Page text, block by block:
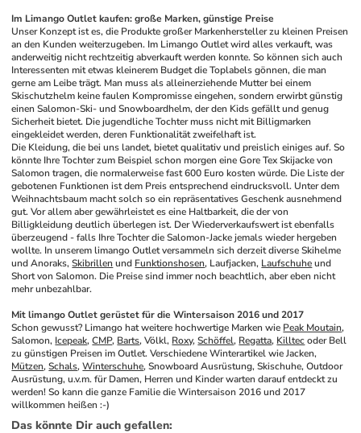
Im Limango Outlet kaufen: große Marken, günstige Preise
Unser Konzept ist es, die Produkte großer Markenhersteller zu kleinen Preisen
an den Kunden weiterzugeben. Im Limango Outlet wird alles verkauft, was
anderweitig nicht rechtzeitig abverkauft werden konnte. So können sich auch
Interessenten mit etwas kleinerem Budget die Toplabels gönnen, die man
gerne am Leibe trägt. Man muss als alleinerziehende Mutter bei einem
Skischutzhelm keine faulen Kompromisse eingehen, sondern erwirbt günstig
einen Salomon-Ski- und Snowboardhelm, der den Kids gefällt und genug
Sicherheit bietet. Die jugendliche Tochter muss nicht mit Billigmarken
eingekleidet werden, deren Funktionalität zweifelhaft ist.
Die Kleidung, die bei uns landet, bietet qualitativ und preislich einiges auf. So
könnte Ihre Tochter zum Beispiel schon morgen eine Gore Tex Skijacke von
Salomon tragen, die normalerweise fast 600 Euro kosten würde. Die Liste der
gebotenen Funktionen ist dem Preis entsprechend eindrucksvoll. Unter dem
Weihnachtsbaum macht solch so ein repräsentatives Geschenk ausnehmend
gut. Vor allem aber gewährleistet es eine Haltbarkeit, die der von
Billigkleidung deutlich überlegen ist. Der Wiederverkaufswert ist ebenfalls
überzeugend - falls Ihre Tochter die Salomon-Jacke jemals wieder hergeben
wollte. In unserem limango Outlet versammeln sich derzeit diverse Skihelme
und Anoraks, Skibrillen und Funktionshosen, Laufjacken, Laufschuhe und
Short von Salomon. Die Preise sind immer noch beachtlich, aber eben nicht
mehr unbezahlbar.
Mit limango Outlet gerüstet für die Wintersaison 2016 und 2017
Schon gewusst? Limango hat weitere hochwertige Marken wie Peak Moutain,
Salomon, Icepeak, CMP, Barts, Völkl, Roxy, Schöffel, Regatta, Killtec oder Bell
Mützen, Schals, Winterschuhe, Snowboard Ausrüstung, Skischuhe, Outdoor
Ausrüstung, u.v.m. für Damen, Herren und Kinder warten darauf entdeckt zu
werden! So kann die ganze Familie die Wintersaison 2016 und 2017
willkommen heißen :-)
Das könnte Dir auch gefallen: